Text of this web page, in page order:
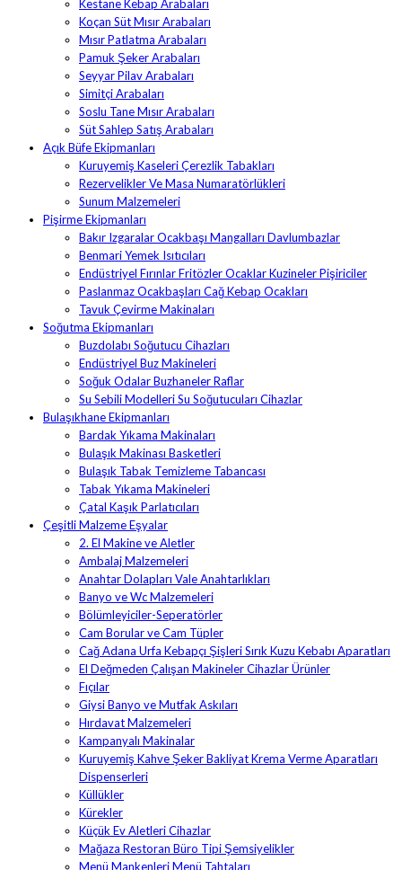
Kestane Kebap Arabaları
Koçan Süt Mısır Arabaları
Mısır Patlatma Arabaları
Pamuk Şeker Arabaları
Seyyar Pilav Arabaları
Simitçi Arabaları
Soslu Tane Mısır Arabaları
Süt Sahlep Satış Arabaları
Açık Büfe Ekipmanları
Kuruyemiş Kaseleri Çerezlik Tabakları
Rezervelikler Ve Masa Numaratörlükleri
Sunum Malzemeleri
Pişirme Ekipmanları
Bakır Izgaralar Ocakbaşı Mangalları Davlumbazlar
Benmari Yemek Isıtıcıları
Endüstriyel Fırınlar Fritözler Ocaklar Kuzineler Pişiriciler
Paslanmaz Ocakbaşları Cağ Kebap Ocakları
Tavuk Çevirme Makinaları
Soğutma Ekipmanları
Buzdolabı Soğutucu Cihazları
Endüstriyel Buz Makineleri
Soğuk Odalar Buzhaneler Raflar
Su Sebili Modelleri Su Soğutucuları Cihazlar
Bulaşıkhane Ekipmanları
Bardak Yıkama Makinaları
Bulaşık Makinası Basketleri
Bulaşık Tabak Temizleme Tabancası
Tabak Yıkama Makineleri
Çatal Kaşık Parlatıcıları
Çeşitli Malzeme Eşyalar
2. El Makine ve Aletler
Ambalaj Malzemeleri
Anahtar Dolapları Vale Anahtarlıkları
Banyo ve Wc Malzemeleri
Bölümleyiciler-Seperatörler
Cam Borular ve Cam Tüpler
Cağ Adana Urfa Kebapçı Şişleri Sırık Kuzu Kebabı Aparatları
El Değmeden Çalışan Makineler Cihazlar Ürünler
Fıçılar
Giysi Banyo ve Mutfak Askıları
Hırdavat Malzemeleri
Kampanyalı Makinalar
Kuruyemiş Kahve Şeker Bakliyat Krema Verme Aparatları
Dispenserleri
Küllükler
Kürekler
Küçük Ev Aletleri Cihazlar
Mağaza Restoran Büro Tipi Şemsiyelikler
Menü Mankenleri Menü Tahtaları